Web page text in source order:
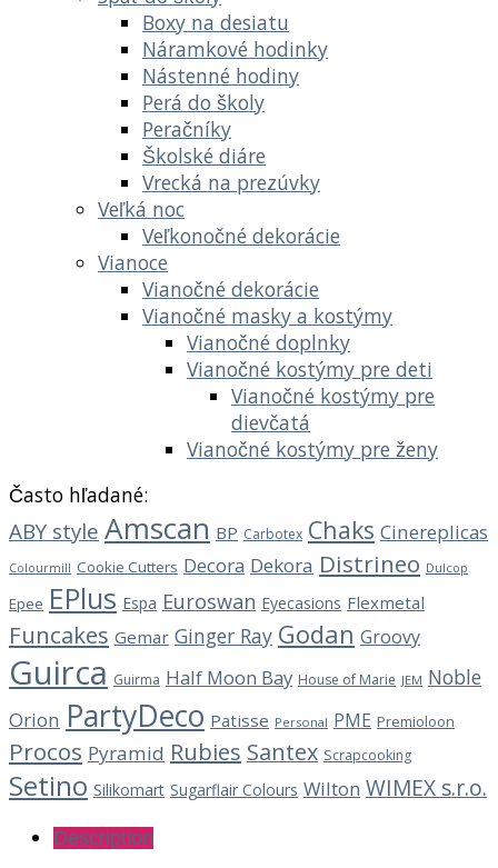
Boxy na desiatu
Náramkové hodinky
Nástenné hodiny
Perá do školy
Peračníky
Školské diáre
Vrecká na prezúvky
Veľká noc
Veľkonočné dekorácie
Vianoce
Vianočné dekorácie
Vianočné masky a kostýmy
Vianočné doplnky
Vianočné kostýmy pre deti
Vianočné kostýmy pre
dievčatá
Vianočné kostýmy pre ženy
Často hľadané:
ABY style Amscan BP Carbotex Chaks Cinereplicas
Colourmill Cookie Cutters Decora Dekora Distrineo Dulcop
Epee EPlus Espa Euroswan Eyecasions Flexmetal
Funcakes Gemar Ginger Ray Godan Groovy
Guirca Guirma Half Moon Bay House of Marie JEM Noble
Orion PartyDeco Patisse Personal PME Premioloon
Procos Pyramid Rubies Santex Scrapcooking
Setino Silikomart Sugarflair Colours Wilton WIMEX s.r.o.
Description